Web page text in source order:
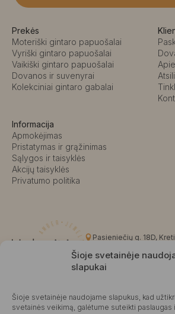
Šioje svetainėje
slapukai
Šioje svetainėje naudojame slapukus, kad
svetainės veikimą, galėtume suteikti paslaugas
Prekės
Moteriški gintaro papuošalai
Vyriški gintaro papuošalai
Vaikiški gintaro papuošalai
Dovanos ir suvenyrai
Kolekciniai gintaro gabalai
Informacija
Apmokėjimas
Pristatymas ir grąžinimas
Sąlygos ir taisyklės
Akcijų taisyklės
Privatumo politika
Pasieniečių g. 18D,
info@kalvaite.lt
Kalvaitė